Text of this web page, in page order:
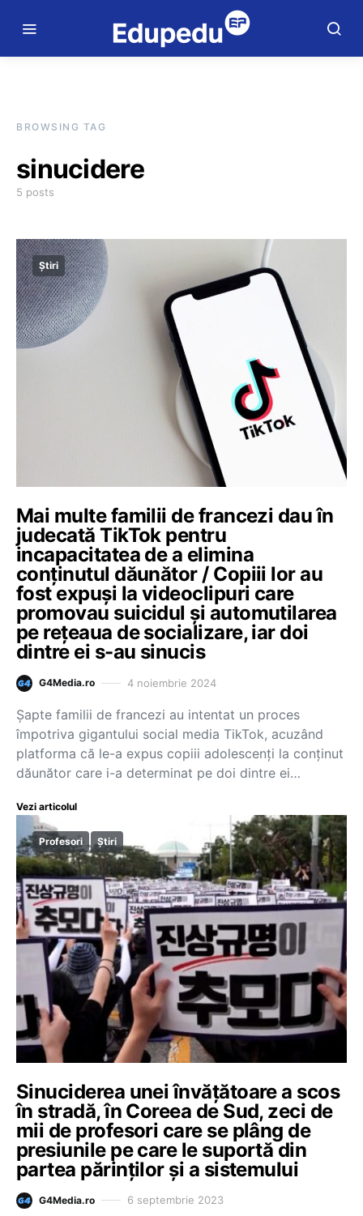
BROWSING TAG
sinucidere
5 posts
Știri
Mai multe familii de francezi dau în
judecată TikTok pentru
incapacitatea de a elimina
conținutul dăunător / Copiii lor au
fost expuși la videoclipuri care
promovau suicidul și automutilarea
pe rețeaua de socializare, iar doi
dintre ei s-au sinucis
G4Media.ro 4 noiembrie 2024
Șapte familii de francezi au intentat un proces
împotriva gigantului social media TikTok, acuzând
platforma că le-a expus copiii adolescenți la conținut
dăunător care i-a determinat pe doi dintre ei…
Vezi articolul
Profesori Știri
Sinuciderea unei învăţătoare a scos
în stradă, în Coreea de Sud, zeci de
mii de profesori care se plâng de
presiunile pe care le suportă din
partea părinţilor şi a sistemului
G4Media.ro 6 septembrie 2023